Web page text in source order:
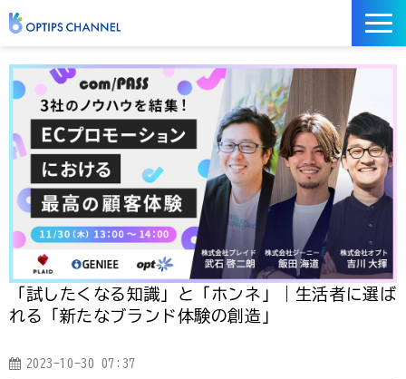
記事
お役立ち資料
イベント
サービス／ツール
「試したくなる知識」と「ホンネ」｜生活者に選ば
れる「新たなブランド体験の創造」
2023-10-30 07:37